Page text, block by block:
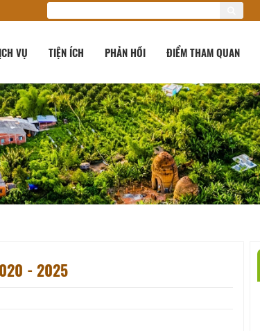
VỤ TIỆN ÍCH PHẢN HỒI ĐIỂM THAM QUAN
- 2025